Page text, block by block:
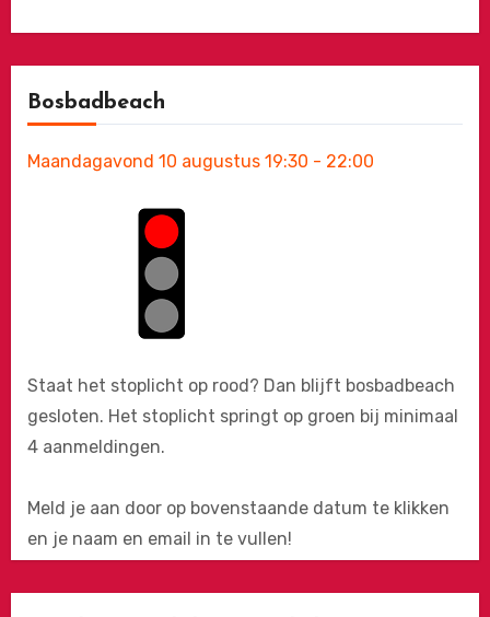
Bosbadbeach
Maandagavond 10 augustus 19:30 - 22:00
Staat het stoplicht op rood? Dan blijft bosbadbeach
gesloten. Het stoplicht springt op groen bij minimaal
4 aanmeldingen.
Meld je aan door op bovenstaande datum te klikken
en je naam en email in te vullen!